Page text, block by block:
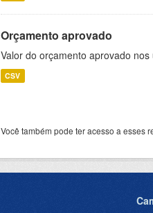
Orçamento aprovado
Valor do orçamento aprovado
CSV
Você também pode ter acesso a esses